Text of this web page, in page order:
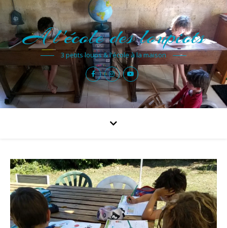
A l'école des loupiots
3 petits loups & l'école à la maison